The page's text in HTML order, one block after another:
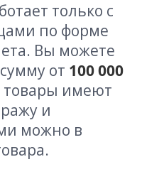
только с
по форме
Вы можете
от 100 000
товары имеют
и
можно в